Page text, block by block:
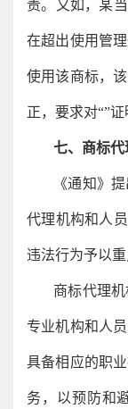
责。又如，某
在超出使用管
使用该商标，
正，要求对“”
七、商标
《通知》
代理机构和人
违法行为予以重
商标代理
专业机构和人
具备相应的职
务，以预防和